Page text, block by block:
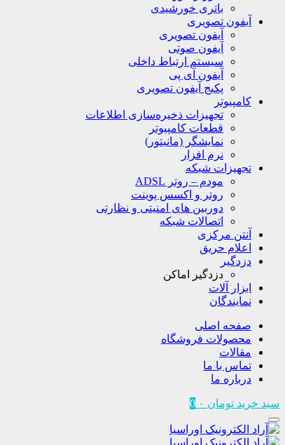
باتری خورشیدی
آیفون تصویری
آیفون تصویری
آیفون صوتی
سیستم ارتباط داخلی
آیفون آی پی
پکیج آیفون تصویری
کامپیوتر
تجهیزات ذخیره‌سازی اطلاعات
قطعات کامپیوتر
نمایشگر (مانیتور)
نرم افزار
تجهیزات شبکه
مودم – روتر ADSL
روتر و اکسس پوینت
دوربین های امنیتی و نظارتی
اتصالات شبکه
آنتن مرکزی
اعلام حریق
دزدگیر
دزدگیر اماکن
ابزار آلات
نمایندگان
صفحه اصلی
محصولات فروشگاه
مقالات
تماس با ما
درباره ما
سبد خرید تومان 0